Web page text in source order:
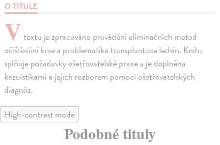
O TITULE
Vtextu je zpracováno provádění eliminačních metod
očišťování krve a problematika transplantace ledvin. Kniha
splňuje požadavky ošetřovatelské praxe a je doplněna
kazuistikami a jejich rozborem pomocí ošetřovatelských
diagnóz.
High-contrast mode
Podobné tituly